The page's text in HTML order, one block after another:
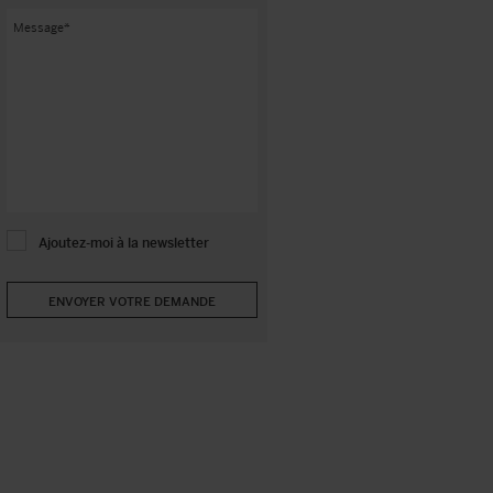
Ajoutez-moi à la newsletter